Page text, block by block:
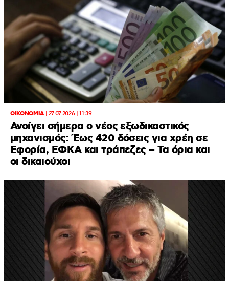
ΟΙΚΟΝΟΜΙΑ| 27.07.2026 | 11:39
Ανοίγει σήμερα ο νέος εξωδικαστικός
μηχανισμός: Έως 420 δόσεις για χρέη σε
Εφορία, ΕΦΚΑ και τράπεζες – Τα όρια και
οι δικαιούχοι